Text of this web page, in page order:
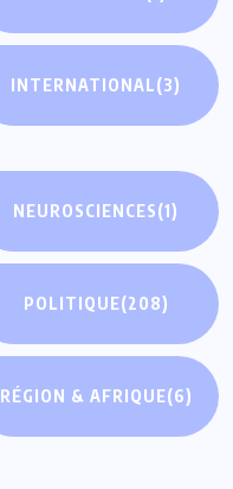
INTERNATIONAL(3)
NEUROSCIENCES(1)
POLITIQUE(208)
RÉGION & AFRIQUE(6)